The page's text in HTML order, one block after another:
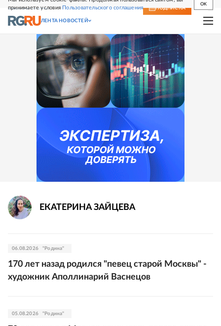
принимаете условия Пользовательского соглашения
OK
СВЕЖИЙ НОМЕР ПОДПИСКА
ЛЕНТА НОВОСТЕЙ
ЕКАТЕРИНА ЗАЙЦЕВА
06.08.2026 "Родина"
170 лет назад родился "певец старой Москвы" -
художник Аполлинарий Васнецов
05.08.2026 "Родина"